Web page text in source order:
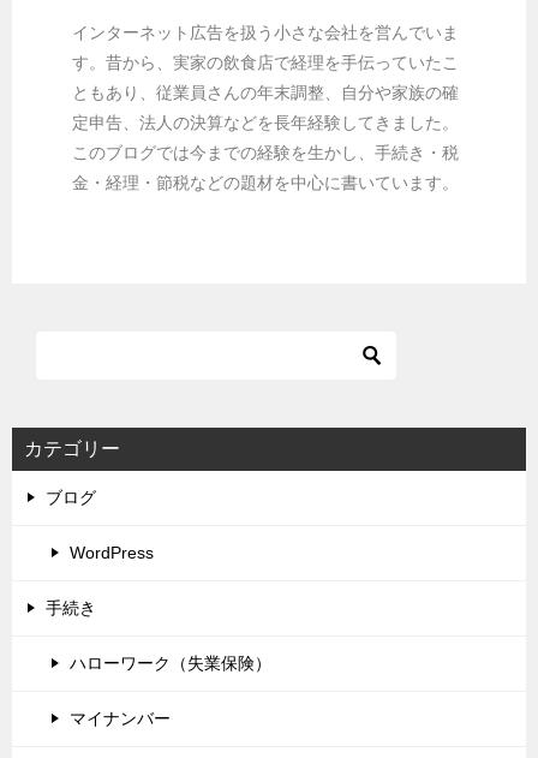
インターネット広告を扱う小さな会社を営んでいま
す。昔から、実家の飲食店で経理を手伝っていたこ
ともあり、従業員さんの年末調整、自分や家族の確
定申告、法人の決算などを長年経験してきました。
このブログでは今までの経験を生かし、手続き・税
金・経理・節税などの題材を中心に書いています。
カテゴリー
ブログ
WordPress
手続き
ハローワーク（失業保険）
マイナンバー